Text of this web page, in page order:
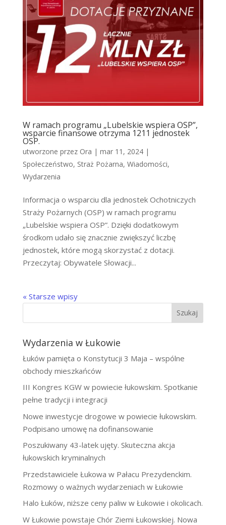
W ramach programu „Lubelskie wspiera OSP”,
wsparcie finansowe otrzyma 1211 jednostek
OSP.
utworzone przez Ora | mar 11, 2024|
Społeczeństwo, Straż Pożarna, Wiadomości,
Wydarzenia
Informacja o wsparciu dla jednostek Ochotniczych
Straży Pożarnych (OSP) w ramach programu
„Lubelskie wspiera OSP”. Dzięki dodatkowym
środkom udało się znacznie zwiększyć liczbę
jednostek, które mogą skorzystać z dotacji.
Przeczytaj: Obywatele Słowacji...
« Starsze wpisy
Szukaj
Wydarzenia w Łukowie
Łuków pamięta o Konstytucji 3 Maja – wspólne
obchody mieszkańców
III Kongres KGW w powiecie łukowskim. Spotkanie
pełne tradycji i integracji
Nowe inwestycje drogowe w powiecie łukowskim.
Podpisano umowę na dofinansowanie
Poszukiwany 43-latek ujęty. Skuteczna akcja
łukowskich kryminalnych
Przedstawiciele Łukowa w Pałacu Prezydenckim.
Rozmowy o ważnych wydarzeniach w Łukowie
Halo Łuków, niższe ceny paliw w Łukowie i okolicach.
W Łukowie powstaje Chór Ziemi Łukowskiej. Nowa